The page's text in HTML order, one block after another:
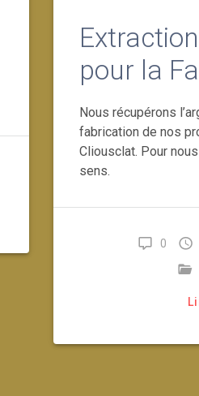
pour la
Nous récupérons
fabrication de nos
Cliousclat. Pour
sens.
0